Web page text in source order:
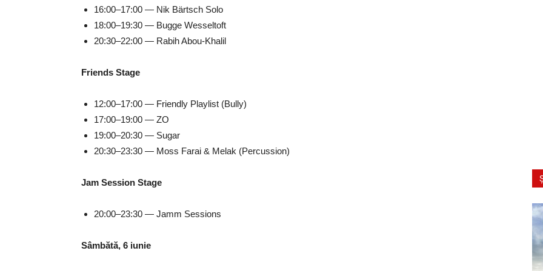
16:00–17:00 — Nik Bärtsch Solo
18:00–19:30 — Bugge Wesseltoft
20:30–22:00 — Rabih Abou-Khalil
Friends Stage
12:00–17:00 — Friendly Playlist (Bully)
17:00–19:00 — ZO
19:00–20:30 — Sugar
20:30–23:30 — Moss Farai & Melak (Percussion)
Jam Session Stage
20:00–23:30 — Jamm Sessions
Sâmbătă, 6 iunie